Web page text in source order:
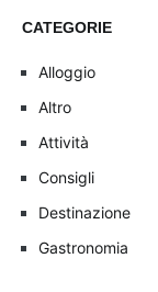
CATEGORIE
Alloggio
Altro
Attività
Consigli
Destinazione
Gastronomia